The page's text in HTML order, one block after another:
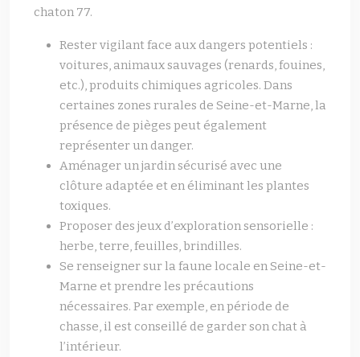
chaton 77.
Rester vigilant face aux dangers potentiels :
voitures, animaux sauvages (renards, fouines,
etc.), produits chimiques agricoles. Dans
certaines zones rurales de Seine-et-Marne, la
présence de pièges peut également
représenter un danger.
Aménager un jardin sécurisé avec une
clôture adaptée et en éliminant les plantes
toxiques.
Proposer des jeux d’exploration sensorielle :
herbe, terre, feuilles, brindilles.
Se renseigner sur la faune locale en Seine-et-
Marne et prendre les précautions
nécessaires. Par exemple, en période de
chasse, il est conseillé de garder son chat à
l’intérieur.